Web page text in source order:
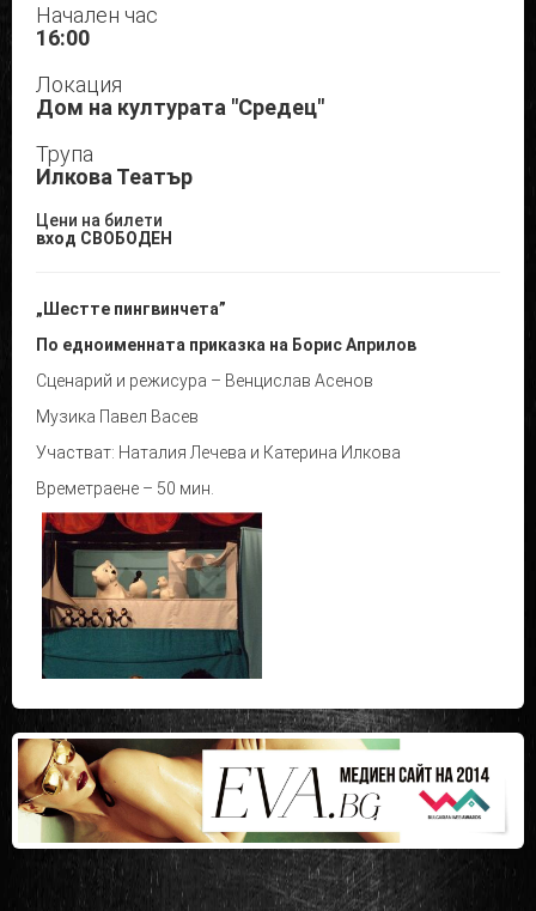
Начален час
16:00
Локация
Дом на културата "Средец"
Трупа
Илкова Театър
Цени на билети
вход СВОБОДЕН
„Шестте пингвинчета”
По едноименната приказка на Борис Априлов
Сценарий и режисура – Венцислав Асенов
Музика Павел Васев
Участват: Наталия Лечева и Катерина Илкова
Времетраене – 50 мин.